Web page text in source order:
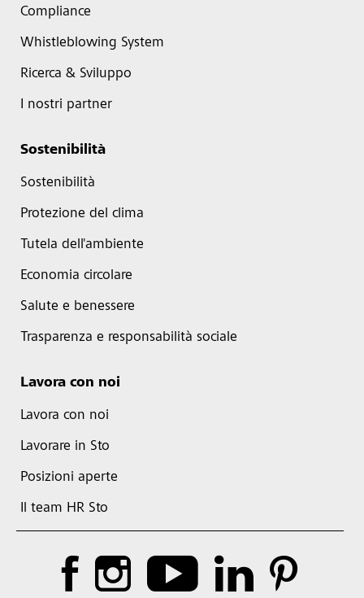
Compliance
Whistleblowing System
Ricerca & Sviluppo
I nostri partner
Sostenibilità
Sostenibilità
Protezione del clima
Tutela dell'ambiente
Economia circolare
Salute e benessere
Trasparenza e responsabilità sociale
Lavora con noi
Lavora con noi
Lavorare in Sto
Posizioni aperte
Il team HR Sto